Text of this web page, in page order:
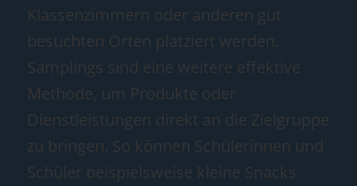
Klassenzimmern oder anderen gut
besuchten Orten platziert werden.
Samplings sind eine weitere effektive
Methode, um Produkte oder
Dienstleistungen direkt an die Zielgruppe
zu bringen. So können Schülerinnen und
Schüler beispielsweise kleine Snacks